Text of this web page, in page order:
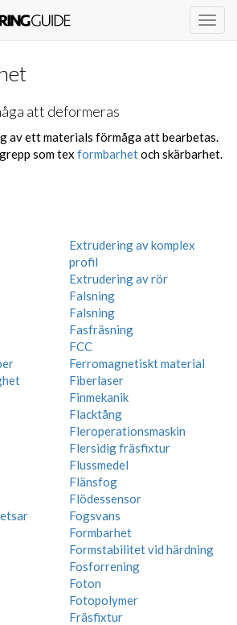
att deformeras
av ett materials förmåga att bearbetas.
som tex formbarhetoch skärbarhet.
Extrudering av komplex
profil
Extrudering av rör
Falsning
Falsning
Fasfräsning
FCC
Ferromagnetiskt material
Fiberlaser
Finmekanik
Flacktång
Fleroperationsmaskin
Flersidig fräsfixtur
Flussmedel
Flänsfog
Flödessensor
Fogsvans
Formbarhet
Formstabilitet vid härdning
Fosforrening
Foton
Fotopolymer
Fräsfixtur